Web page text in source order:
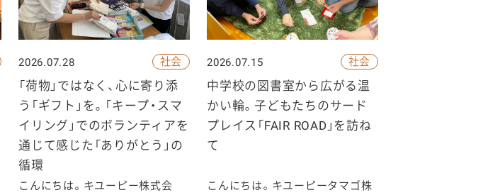
社会
2026.07.28
「荷物」ではなく、心に寄り添
う「ギフト」を。「キープ・スマ
イリング」でのボランティアを
通じて感じた「ありがとう」の
循環
こんにちは。キユーピー株式会
社会
2026.07.15
中学校の図書室から広がる温
かい輪。子どもたちのサード
プレイス「FAIR ROAD」を訪ね
て
こんにちは。キユーピータマゴ株